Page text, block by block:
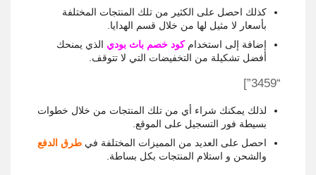
كذلك احصل على الكثير من تلك المنتجات المختلفة
بأسعار لا مثيل لها من خلال قسم الهدايا.
إضافة إلى استخدام كود خصم باث بودي الذي يمنحك
أفضل تشكيلة من التخفيضات التي لا تتوقف.
“3459”]
لذلك يمكنك شراء أي من تلك المنتجات من خلال خطوات
بسيطة فور التسجيل على الموقع.
احصل على العديد من المميزات المختلفة في طرق الدفع
والشحن و استلام المنتجات بكل بساطة.